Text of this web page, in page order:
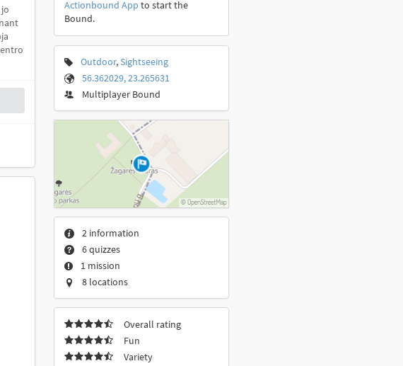
Actionbound App to start the
Bound.
Outdoor,Sightseeing
56.362029, 23.265631
Multiplayer Bound
2 information
6 quizzes
1 mission
8 locations
Overall rating
Fun
Variety